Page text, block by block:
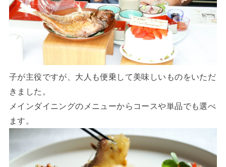
子が主役ですが、大人も便乗して美味しいものをいただ
きました。
メインダイニングのメニューからコースや単品でも選べ
ます。